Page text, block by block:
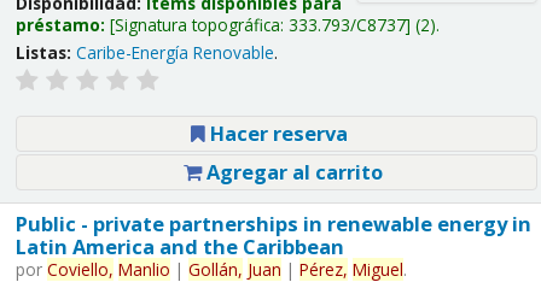
préstamo: Signatura topográfica: 333.793/C8737 (2).
Listas: Caribe-Energía Renovable.
Hacer reserva
Agregar al carrito
Public - private partnerships in renewable energy in
Latin America and the Caribbean
por Coviello, Manlio | Gollán, Juan | Pérez, Miguel.